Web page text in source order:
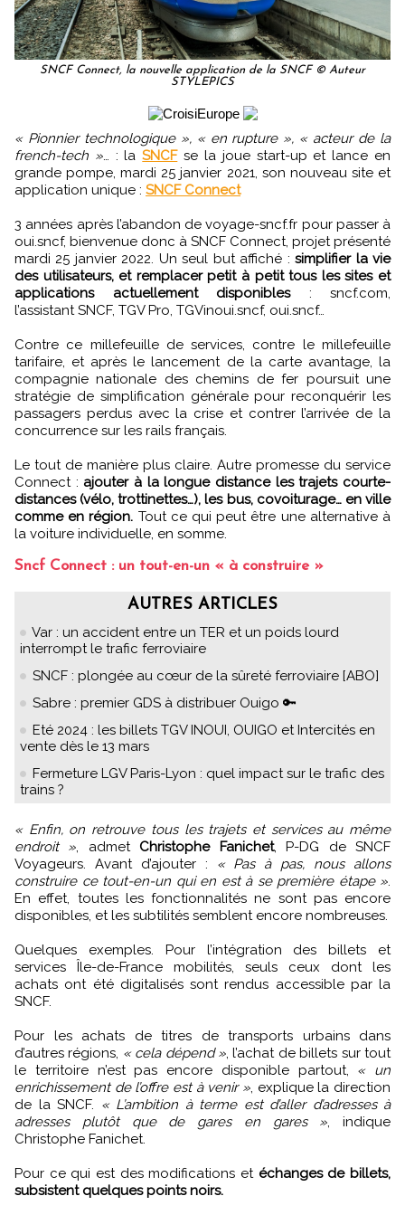
SNCF Connect, la nouvelle application de la SNCF © Auteur
STYLEPICS
« Pionnier technologique », « en rupture », « acteur de la
french-tech »… : laSNCFse la joue start-up et lance en
grande pompe, mardi 25 janvier 2021, son nouveau site et
application unique : SNCF Connect
3 années après l’abandon de voyage-sncf.fr pour passer à
oui.sncf, bienvenue donc à SNCF Connect, projet présenté
mardi 25 janvier 2022. Un seul but affiché :simplifier la vie
des utilisateurs, et remplacer petit à petit tous les sites et
applications actuellement disponibles: sncf.com,
l’assistant SNCF, TGV Pro, TGVinoui.sncf, oui.sncf…
Contre ce millefeuille de services, contre le millefeuille
tarifaire, et après le lancement de la carte avantage, la
compagnie nationale des chemins de fer poursuit une
stratégie de simplification générale pour reconquérir les
passagers perdus avec la crise et contrer l’arrivée de la
concurrence sur les rails français.
Le tout de manière plus claire. Autre promesse du service
Connect : ajouter à la longue distance les trajets courte-
distances (vélo, trottinettes…), les bus, covoiturage… en ville
comme en région. Tout ce qui peut être une alternative à
la voiture individuelle, en somme.
Sncf Connect : un tout-en-un « à construire »
AUTRES ARTICLES
Var : un accident entre un TER et un poids lourd
interrompt le trafic ferroviaire
SNCF : plongée au cœur de la sûreté ferroviaire [ABO]
Sabre : premier GDS à distribuer Ouigo 🔑
Eté 2024 : les billets TGV INOUI, OUIGO et Intercités en
vente dès le 13 mars
Fermeture LGV Paris-Lyon : quel impact sur le trafic des
trains ?
« Enfin, on retrouve tous les trajets et services au même
endroit », admet Christophe Fanichet, P-DG de SNCF
Voyageurs. Avant d’ajouter : « Pas à pas, nous allons
construire ce tout-en-un qui en est à se première étape ».
En effet, toutes les fonctionnalités ne sont pas encore
disponibles, et les subtilités semblent encore nombreuses.
Quelques exemples. Pour l’intégration des billets et
services Île-de-France mobilités, seuls ceux dont les
achats ont été digitalisés sont rendus accessible par la
SNCF.
Pour les achats de titres de transports urbains dans
d’autres régions, « cela dépend », l’achat de billets sur tout
le territoire n’est pas encore disponible partout, « un
enrichissement de l’offre est à venir », explique la direction
de la SNCF. « L’ambition à terme est d’aller d’adresses à
adresses plutôt que de gares en gares », indique
Christophe Fanichet.
Pour ce qui est des modifications et échanges de billets,
subsistent quelques points noirs.